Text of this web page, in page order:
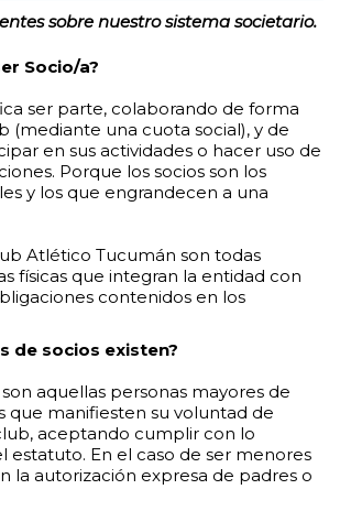
sobre nuestro sistema societario.
Socio/a?
ser parte, colaborando de forma
(mediante una cuota social), y de
en sus actividades o hacer uso de
Porque los socios son los
y los que engrandecen a una
Atlético Tucumán son todas
físicas que integran la entidad con
contenidos en los
de socios existen?
son aquellas personas mayores de
que manifiesten su voluntad de
aceptando cumplir con lo
estatuto. En el caso de ser menores
la autorización expresa de padres o